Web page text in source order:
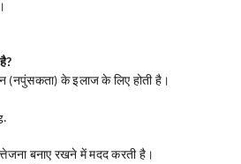
(नपुंसकता) के इलाज के लिए होती है।
बनाए रखने में मदद करती है।